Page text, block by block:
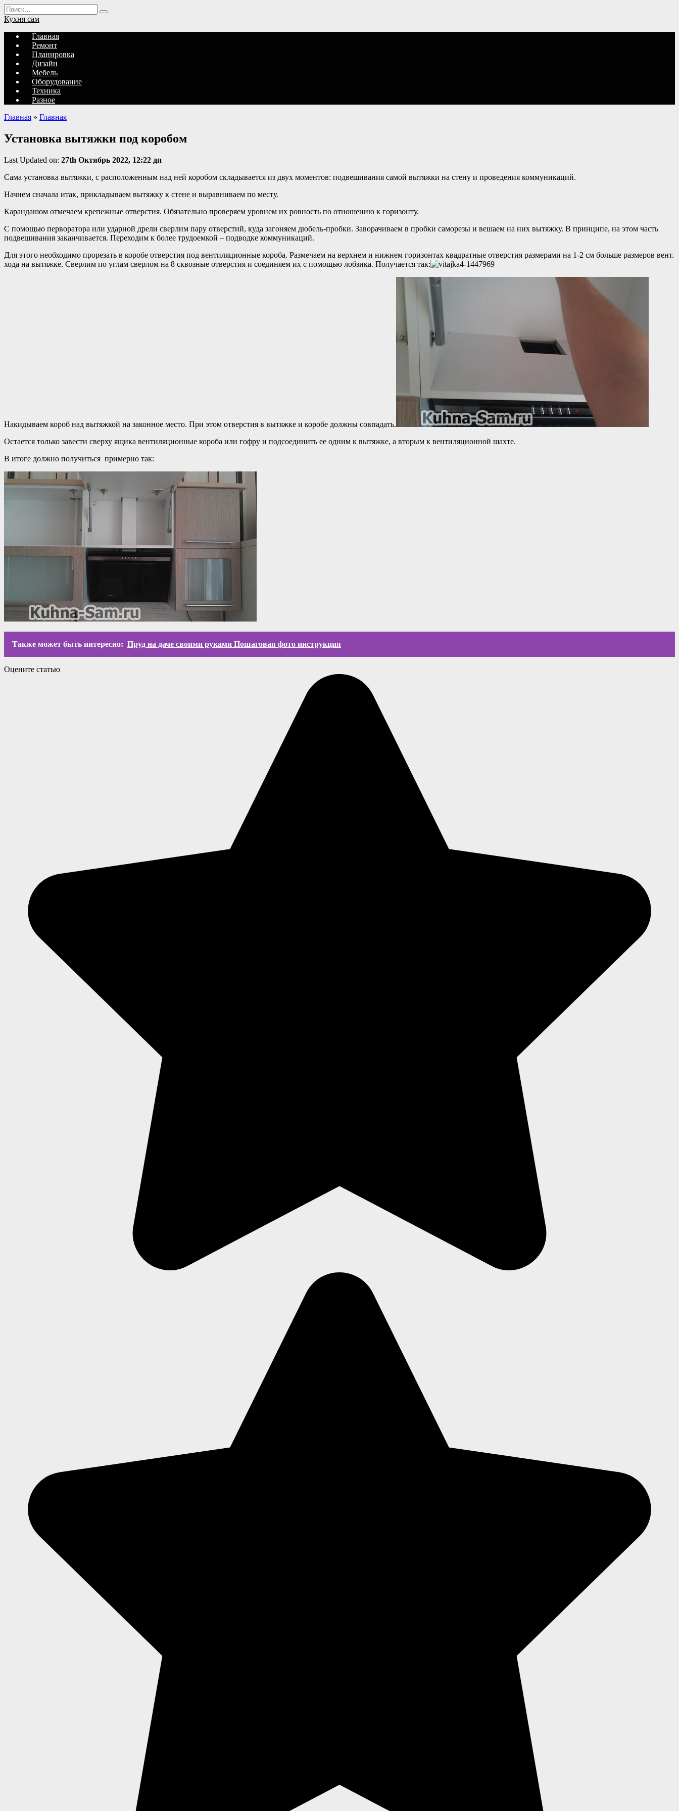
Перейти
к
содержанию
Search
for:
Кухня сам
Главная
Ремонт
Планировка
Дизайн
Мебель
Оборудование
Техника
Разное
Главная » Главная
Установка вытяжки под коробом
Last Updated on: 27th Октябрь 2022, 12:22 дп
Сама установка вытяжки, с расположенным над ней коробом складывается из двух моментов: подвешивания самой вытяжки на стену и проведения коммуникаций.
Начнем сначала итак, прикладываем вытяжку к стене и выравниваем по месту.
Карандашом отмечаем крепежные отверстия. Обязательно проверяем уровнем их ровность по отношению к горизонту.
С помощью перворатора или ударной дрели сверлим пару отверстий, куда загоняем дюбель-пробки. Заворачиваем в пробки саморезы и вешаем на них вытяжку. В принципе, на этом часть
подвешивания заканчивается. Переходим к более трудоемкой – подводке коммуникаций.
Для этого необходимо прорезать в коробе отверстия под вентиляционные короба. Размечаем на верхнем и нижнем горизонтах квадратные отверстия размерами на 1-2 см больше размеров вент.
хода на вытяжке. Сверлим по углам сверлом на 8 сквозные отверстия и соединяем их с помощью лобзика. Получается так:
Накидываем короб над вытяжкой на законное место. При этом отверстия в вытяжке и коробе должны совпадать.
Остается только завести сверху ящика вентиляционные короба или гофру и подсоединить ее одним к вытяжке, а вторым к вентиляционной шахте.
В итоге должно получиться примерно так:
Также может быть интересно: Пруд на даче своими руками Пошаговая фото инструкция
Оцените статью